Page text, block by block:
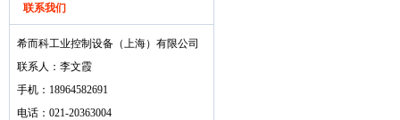
联系我们
希而科工业控制设备（上海）有限公司
联系人：李文霞
手机：18964582691
电话：021-20363004